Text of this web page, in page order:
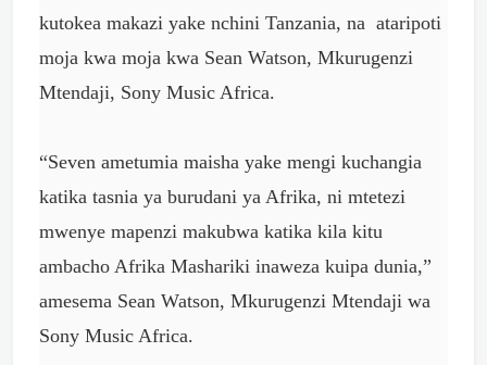
kutokea makazi yake nchini Tanzania, na ataripoti
moja kwa moja kwa Sean Watson, Mkurugenzi
Mtendaji, Sony Music Africa.
“Seven ametumia maisha yake mengi kuchangia
katika tasnia ya burudani ya Afrika, ni mtetezi
mwenye mapenzi makubwa katika kila kitu
ambacho Afrika Mashariki inaweza kuipa dunia,”
amesema Sean Watson, Mkurugenzi Mtendaji wa
Sony Music Africa.